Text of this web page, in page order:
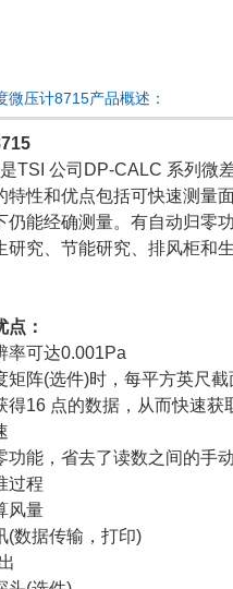
微压计8715产品概述：
TSI 公司DP-CALC 系列微
特性和优点包括可快速测量
仍能经确测量。有自动归零
研究、节能研究、排风柜和
点：
率可达0.001Pa
矩阵(选件)时，每平方英尺截
得16 点的数据，从而快速获
功能，省去了读数之间的手
过程
风量
(数据传输，打印)